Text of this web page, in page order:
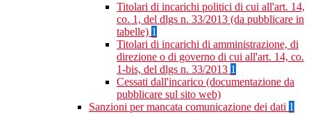
Titolari di incarichi politici di cui all'art. 14,
co. 1, del dlgs n. 33/2013 (da pubblicare in
tabelle) 1
Titolari di incarichi di amministrazione, di
direzione o di governo di cui all'art. 14, co.
1-bis, del dlgs n. 33/2013 1
Cessati dall'incarico (documentazione da
pubblicare sul sito web)
Sanzioni per mancata comunicazione dei dati 1